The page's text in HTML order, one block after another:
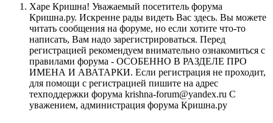
Харе Кришна! Уважаемый посетитель форума
Кришна.ру. Искренне рады видеть Вас здесь. Вы можете
читать сообщения на форуме, но если хотите что-то
написать, Вам надо зарегистрироваться. Перед
регистрацией рекомендуем внимательно ознакомиться с
правилами форума - ОСОБЕННО В РАЗДЕЛЕ ПРО
ИМЕНА И АВАТАРКИ. Если регистрация не проходит,
для помощи с регистрацией пишите на адрес
техподдержки форума krishna-forum@yandex.ru С
уважением, администрация форума Кришна.ру